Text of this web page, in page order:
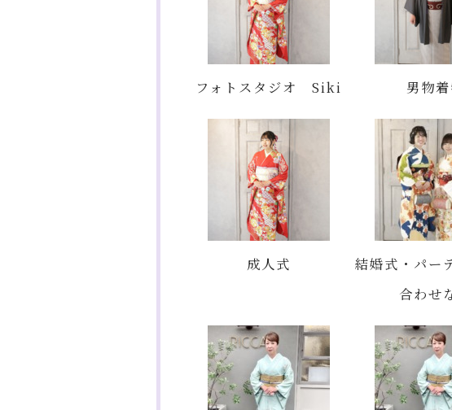
フォトスタジオ Siki 男物
成人式
結婚式・パー
合わせ